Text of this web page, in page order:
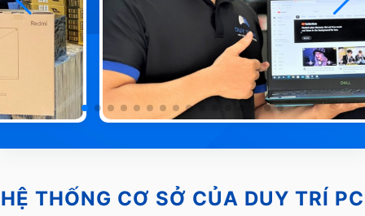
HỆ THỐNG CƠ SỞ CỦA DUY TRÍ PC